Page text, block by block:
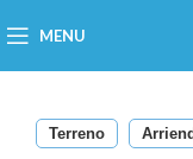
MENU
Terreno